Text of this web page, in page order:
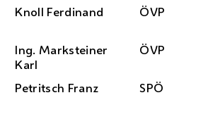
Knoll Ferdinand
ÖVP
Ing. Marksteiner
Karl
ÖVP
Petritsch Franz
SPÖ